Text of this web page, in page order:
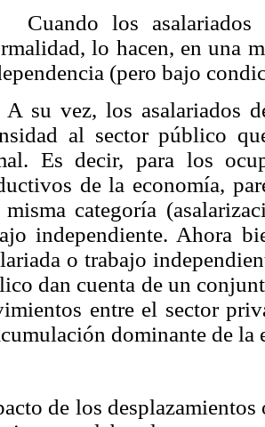
los asalariados
lo hacen, en una
(pero bajo
vez, los asalariados
al sector público
Es decir, para los
de la economía,
misma categoría
independiente. Ahora
o trabajo
dan cuenta de un
entre el sector
dominante de la
de los